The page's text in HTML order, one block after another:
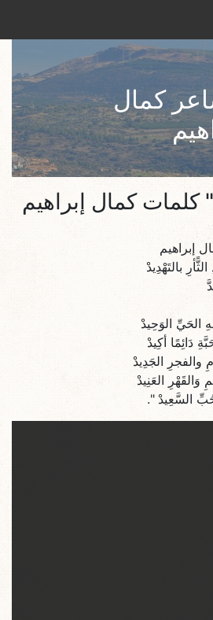
كمال
كمال إبراهيم
إبراهيم
بالتَهْدِيدْ
الحَيِّ الوَحِيدْ
دَائِمًا أكِيدْ
والفجرِ الجَدِيدْ
وَالقَهْرِ العَنِيدْ
السَّعِيدْ ".